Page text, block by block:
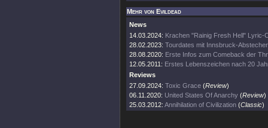
Mehr von Evildead
News
14.03.2024: Krachen "Rainig Fresh Hell" Lyric-
28.02.2023: Tourdates mit Innsbruck-Abstecher
28.08.2020: Erste Infos zum Comeback der
12.05.2011: Erstes Lebenszeichen nach 20
Reviews
27.09.2024: Toxic Grace (Review)
06.11.2020: United States Of Anarchy (Review)
25.03.2012: Annihilation of Civilization (Classic)